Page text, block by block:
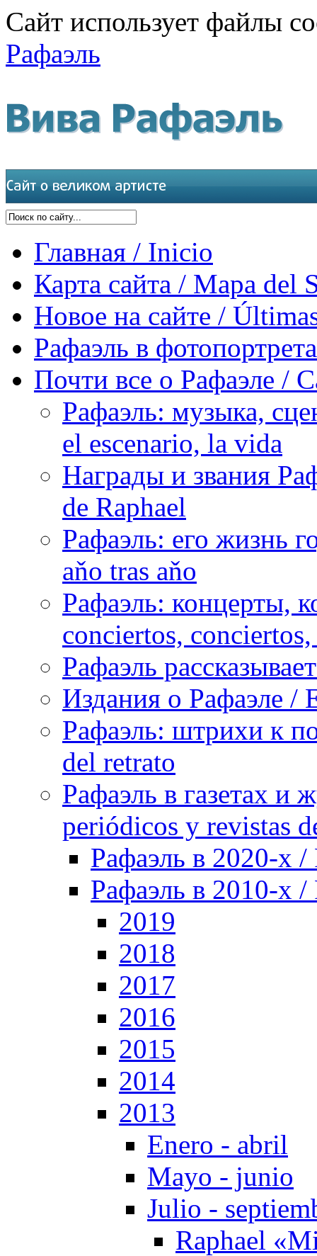
Сайт использует файлы
Рафаэль
Главная / Inicio
Карта сайта / Mapa del
Новое на сайте /
Рафаэль в
Почти все о Рафаэле /
Рафаэль: музыка,
el escenario, la vida
Награды и звания
de Raphael
Рафаэль: его жизнь
aňo tras aňo
Рафаэль: концерты,
conciertos,
Рафаэль
Издания о Рафаэле /
Рафаэль: штрихи к
del retrato
Рафаэль в газетах и
periódicos y revistas
Рафаэль в 2020-х /
Рафаэль в 2010-х /
2019
2018
2017
2016
2015
2014
2013
Enero - abril
Mayo - junio
Julio -
Raphael